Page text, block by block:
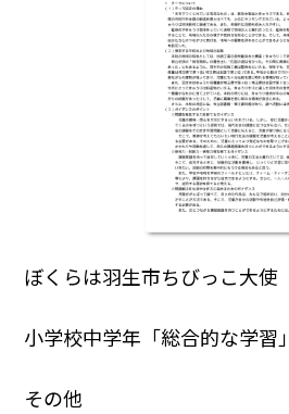
ぼくらは羽生市ちびっこ大使
小学校中学年「総合的な学習
その他